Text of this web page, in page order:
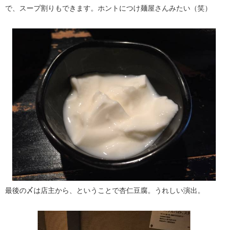
で、スープ割りもできます。ホントにつけ麺屋さんみたい（笑）
最後の〆は店主から、ということで杏仁豆腐。うれしい演出。